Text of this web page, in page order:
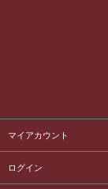
マイアカウント
ログイン